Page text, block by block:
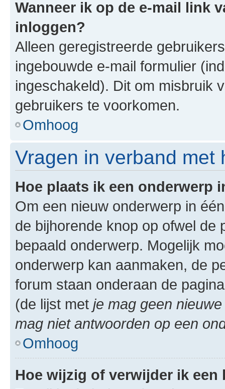
Wanneer ik op de e-mail link
inloggen?
Alleen geregistreerde
ingebouwde e-mail formulier
ingeschakeld). Dit om misbruik
gebruikers te voorkomen.
Omhoog
Vragen in verband met
Hoe plaats ik een onderwerp
Om een nieuw onderwerp in
de bijhorende knop op ofwel de
bepaald onderwerp. Mogelijk
onderwerp kan aanmaken, de
forum staan onderaan de
(de lijst met je mag geen
mag niet antwoorden op een
Omhoog
Hoe wijzig of verwijder ik een